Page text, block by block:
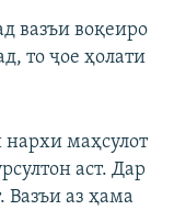
вазъи воқеиро
то ҷое ҳолати
нархи маҳсулот
аст. Дар
аз ҳама